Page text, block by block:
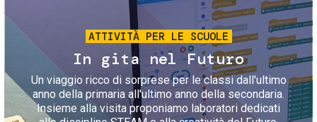
ATTIVITÀ PER LE SCUOLE
In gita nel Futuro
Un viaggio ricco di sorprese per le classi dall'ultimo
anno della primaria all'ultimo anno della secondaria.
Insieme alla visita proponiamo laboratori dedicati